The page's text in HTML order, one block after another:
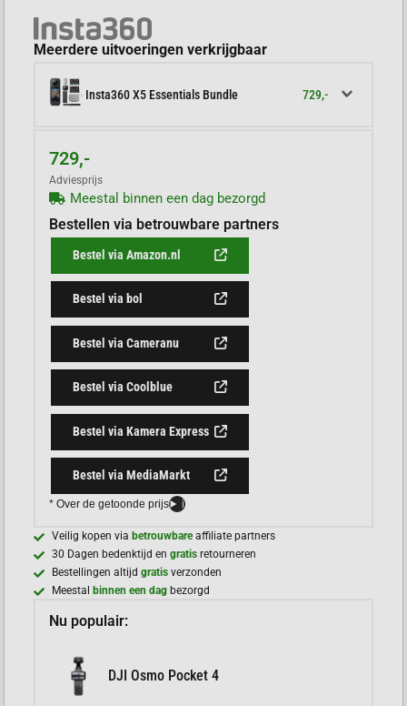
Meerdere uitvoeringen verkrijgbaar
Insta360 X5 Essentials Bundle 729,-
729,-
Adviesprijs
Meestal binnen een dag bezorgd
Bestellen via betrouwbare partners
Bestel via Amazon.nl
Bestel via bol
Bestel via Cameranu
Bestel via Coolblue
Bestel via Kamera Express
Bestel via MediaMarkt
* Over de getoonde prijs i
Veilig kopen via betrouwbareaffiliate partners
30 Dagen bedenktijd engratis retourneren
Bestellingen altijdgratisverzonden
Meestal
binnen een dag bezorgd
Nu populair:
DJI Osmo Pocket 4